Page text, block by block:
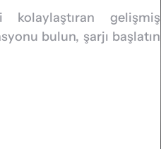
gelişmiş
bulun, şarjı başlatın